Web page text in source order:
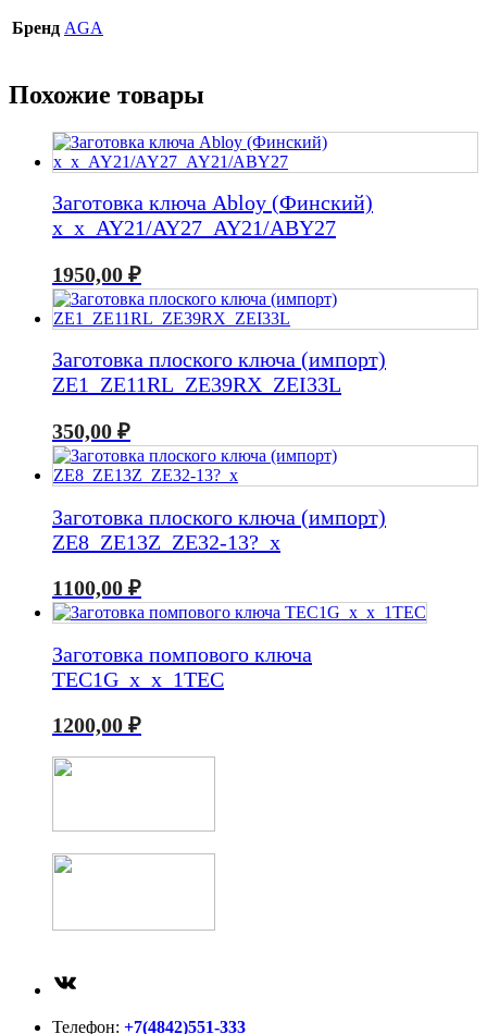
Бренд AGA
Похожие товары
Заготовка ключа Abloy (Финский)
x_x_AY21/AY27_AY21/ABY27
1950,00 ₽
Заготовка плоского ключа (импорт)
ZE1_ZE11RL_ZE39RX_ZEI33L
350,00 ₽
Заготовка плоского ключа (импорт)
ZE8_ZE13Z_ZE32-13?_x
1100,00 ₽
Заготовка помпового ключа
TEC1G_x_x_1TEC
1200,00 ₽
Телефон: +7(4842)551-333